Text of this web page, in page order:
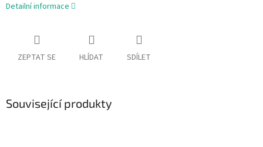
Detailní informace
ZEPTAT SE HLÍDAT SDÍLET
Související produkty